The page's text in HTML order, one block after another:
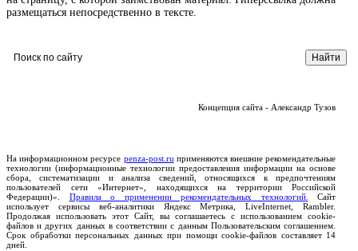
размещаться непосредственно в тексте.
Концепция сайта - Александр Тузов
На информационном ресурсе penza-post.ru применяются внешние рекомендательные
технологии (информационные технологии предоставления информации на основе
сбора, систематизации и анализа сведений, относящихся к предпочтениям
пользователей сети «Интернет», находящихся на территории Российской
Федерации)». Правила о применении рекомендательных технологий.
Сайт
использует сервисы веб-аналитики Яндекс Метрика, LiveInternet, Rambler.
Продолжая использовать этот Сайт, вы соглашаетесь с использованием cookie-
файлов и других данных в соответствии с данным Пользовательским соглашением.
Срок обработки персональных данных при помощи cookie-файлов составляет 14
дней.